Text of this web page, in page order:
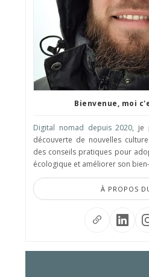
Bienvenue, moi
Digital nomad depuis 2020, je
découverte de nouvelles
des conseils pratiques pour
écologique et améliorer son
À PROPOS